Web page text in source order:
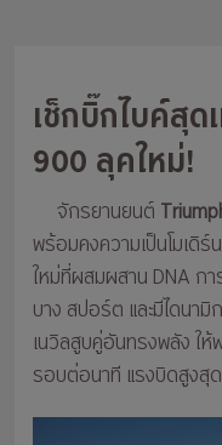
เช็กบิ๊กไบค์สุด
900 ลุคใหม่!
จักรยานยนต์
พร้อมคงความเป็นโมเดิ
ใหม่ที่ผสมผสาน DNA ก
บาง สปอร์ต และมีไดนา
เนวิลสูบคู่อันทรงพลัง ใ
รอบต่อนาที แรงบิดสูงสุ